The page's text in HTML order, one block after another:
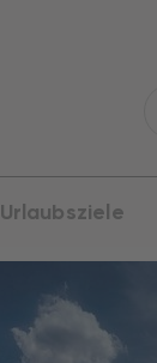
Urlaubsziele